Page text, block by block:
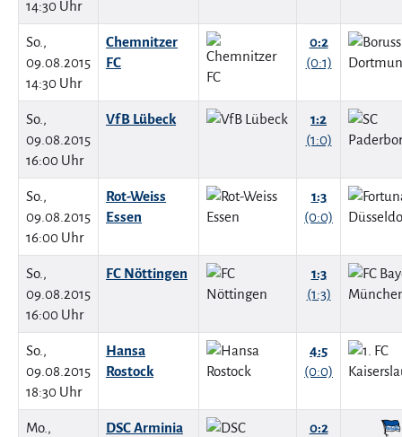
14:30 Uhr
So.,
09.08.2015
14:30 Uhr
Chemnitzer
FC
0:2
(0:1)
So.,
09.08.2015
16:00 Uhr
VfB Lübeck
1:2
(1:0)
So.,
09.08.2015
16:00 Uhr
Rot-Weiss
Essen
1:3
(0:0)
So.,
09.08.2015
16:00 Uhr
FC Nöttingen
1:3
(1:3)
So.,
09.08.2015
18:30 Uhr
Hansa
Rostock
4:5
(0:0)
Mo.,
DSC Arminia
0:2